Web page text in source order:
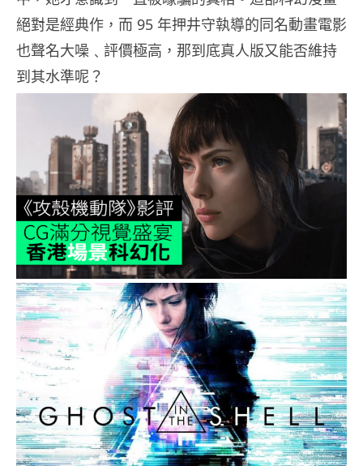
絕對是經典作，而 95 年押井守執導的同名動畫電影
也聲名大噪﹑評價極高，那到底真人版又能否維持
到其水準呢？